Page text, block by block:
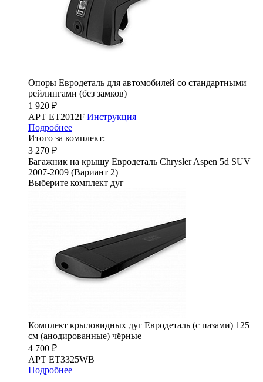
Опоры Евродеталь для автомобилей со стандартными
рейлингами (без замков)
1 920 ₽
АРТ ET2012F Инструкция
Подробнее
Итого за комплект:
3 270 ₽
Багажник на крышу Евродеталь Chrysler Aspen 5d SUV
2007-2009 (Вариант 2)
Выберите комплект дуг
Комплект крыловидных дуг Евродеталь (с пазами) 125
см (анодированные) чёрные
4 700 ₽
АРТ ET3325WB
Подробнее